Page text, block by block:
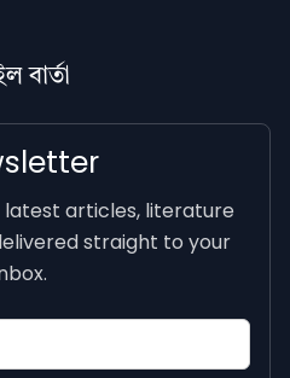
বাৰ্তা
articles, literature
straight to your